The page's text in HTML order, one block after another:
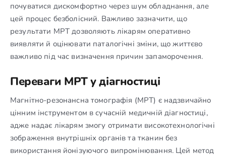
почуватися дискомфортно через шум обладнання, але
цей процес безболісний. Важливо зазначити, що
результати МРТ дозволяють лікарям оперативно
виявляти й оцінювати паталогічні зміни, що життєво
важливо під час визначення причин запаморочення.
Переваги МРТ у діагностиці
Магнітно-резонансна томографія (МРТ) є надзвичайно
цінним інструментом в сучасній медичній діагностиці,
адже надає лікарям змогу отримати високотехнологічні
зображення внутрішніх органів та тканин без
використання йонізуючого випромінювання. Цей метод